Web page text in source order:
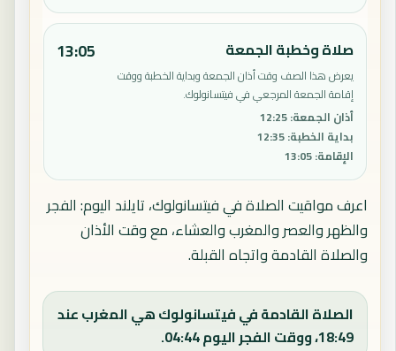
صلاة وخطبة الجمعة
يعرض هذا الصف وقت أذان الجمعة وبداية الخطبة ووقت
إقامة الجمعة المرجعي في فيتسانولوك.
أذان الجمعة:
12:25
بداية الخطبة:
12:35
الإقامة:
13:05
13:05
اعرف مواقيت الصلاة في فيتسانولوك، تايلند اليوم: الفجر
والظهر والعصر والمغرب والعشاء، مع وقت الأذان
والصلاة القادمة واتجاه القبلة.
الصلاة القادمة في فيتسانولوك هي المغرب عند
18:49، ووقت الفجر اليوم 04:44.